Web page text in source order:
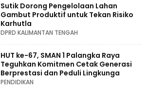
Sutik Dorong Pengelolaan Lahan
Gambut Produktif untuk Tekan Risiko
Karhutla
DPRD KALIMANTAN TENGAH
HUT ke-67, SMAN 1 Palangka Raya
Teguhkan Komitmen Cetak Generasi
Berprestasi dan Peduli Lingkunga
PENDIDIKAN